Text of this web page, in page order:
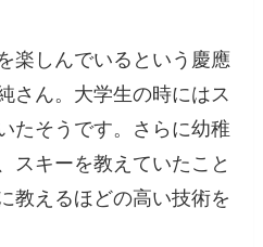
楽しんでいるという慶應
さん。大学生の時にはス
たそうです。さらに幼稚
スキーを教えていたこと
教えるほどの高い技術を